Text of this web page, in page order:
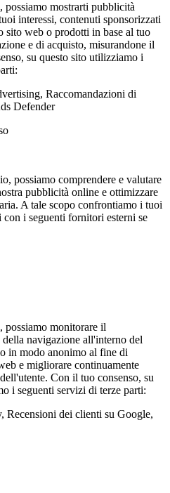
possiamo mostrarti pubblicità
interessi, contenuti sponsorizzati
sito web o prodotti in base al tuo
e di acquisto, misurandone il
su questo sito utilizziamo i
Raccomandazioni di
Defender
possiamo comprendere e valutare
pubblicità online e ottimizzare
A tale scopo confrontiamo i tuoi
i seguenti fornitori esterni se
possiamo monitorare il
navigazione all'interno del
in modo anonimo al fine di
e migliorare continuamente
Con il tuo consenso, su
i seguenti servizi di terze parti:
Recensioni dei clienti su Google,